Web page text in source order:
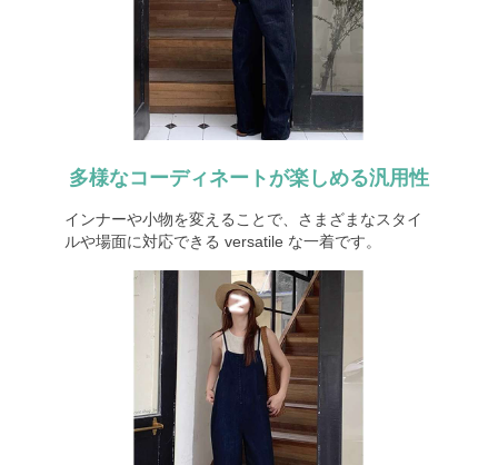
多様なコーディネートが楽しめる汎用性
インナーや小物を変えることで、さまざまなスタイ
ルや場面に対応できる versatile な一着です。